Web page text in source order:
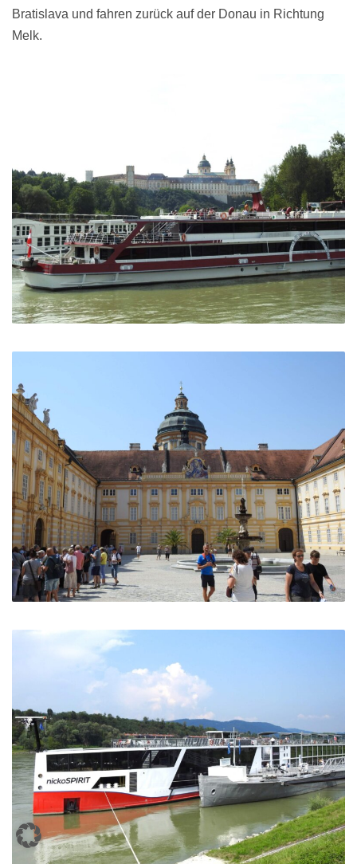
Bratislava und fahren zurück auf der Donau in Richtung
Melk.